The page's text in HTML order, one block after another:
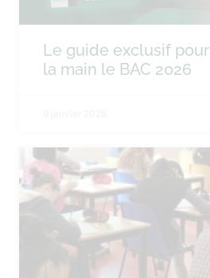
Le guide exclusif
la main le BAC 2026